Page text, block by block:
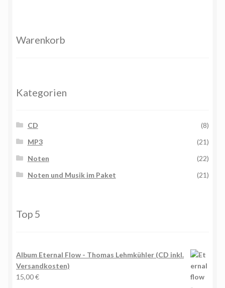
Warenkorb
Kategorien
CD
(8)
MP3
(21)
Noten
(22)
Noten und Musik im Paket
(21)
Top 5
Album Eternal Flow - Thomas Lehmkühler (CD inkl.
Versandkosten)
15,00€